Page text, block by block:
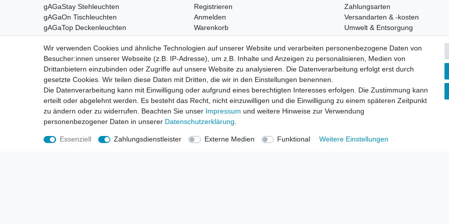
gAGaStay Stehleuchten
gAGaOn Tischleuchten
gAGaTop Deckenleuchten
gAGaWall Wandleuchten
gAGaOut Aussenleuchten
gAGaGips Gipsleuchten
gAGaTime Uhren
Registrieren
Anmelden
Warenkorb
Kasse
Wunschliste
Zahlungsarten
Versandarten & -kosten
Umwelt & Entsorgung
Nehmen SieKontaktmit uns auf Zahlungsarten Versandarten
Wir verwenden Cookies und ähnliche Technologien auf unserer Website und verarbeiten personenbezogene Daten von
Besucher:innen unserer Webseite (z.B. IP-Adresse), um z.B. Inhalte und Anzeigen zu personalisieren, Medien von
Drittanbietern einzubinden oder Zugriffe auf unsere Website zu analysieren. Die Datenverarbeitung erfolgt erst durch
gesetzte Cookies. Wir teilen diese Daten mit Dritten, die wir in den Einstellungen benennen.
Die Datenverarbeitung kann mit Einwilligung oder aufgrund eines berechtigten Interesses erfolgen. Die Zustimmung kann
erteilt oder abgelehnt werden. Es besteht das Recht, nicht einzuwilligen und die Einwilligung zu einem späteren Zeitpunkt
zu ändern oder zu widerrufen. Beachten Sie unser Impressum und weitere Hinweise zur Verwendung
personenbezogener Daten in unserer Daten­schutz­erklärung
Essenziell Zahlungsdienstleister Externe Medien Funktional Weitere Einstellungen